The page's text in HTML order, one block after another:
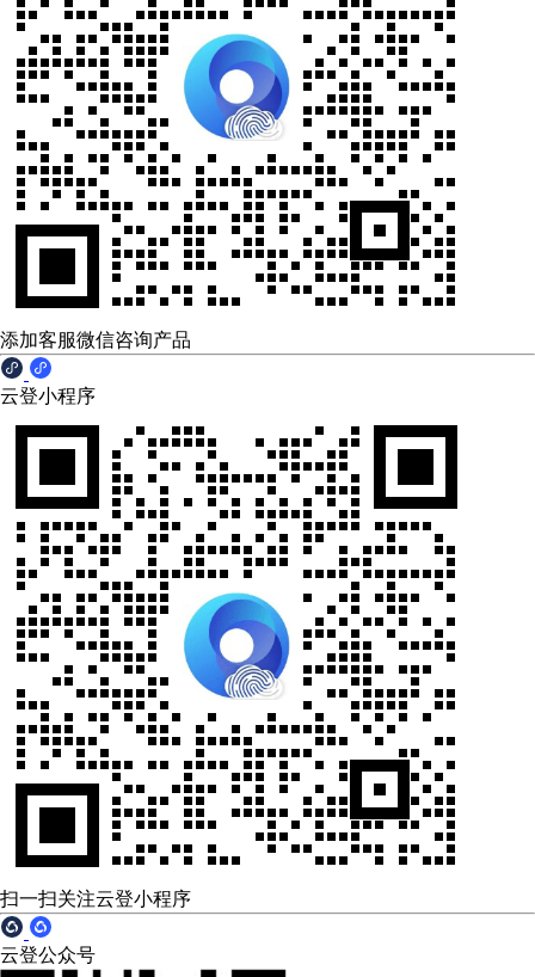
添加客服微信咨询产品
云登小程序
扫一扫关注云登小程序
云登公众号